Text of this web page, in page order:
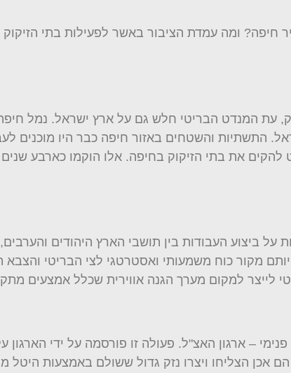
ומה עמדת הציבור באשר לפעילות בתי הזיקוק
בעיראק, עת המנדט הבריטי חלש גם על ארץ ישראל. נמל
התשתיות והשטחים באזור חיפה כבר היו מוכנים
שלטונות המנדט להקים את בתי הזיקוק בחיפה. אלו הוקמו
על ביצוע העבודות בין תושבי הארץ היהודים
מקור כוח משמעותי ואסטרטגי לצי הבריטי
לייצר למקום מערך הגנה אווירית שכלל אמצעים
– ארגון האצ"ל. פעולה זו פורסמה על ידי
אכן הצליחו ויצרו נזק גדול ששולם באמצעות